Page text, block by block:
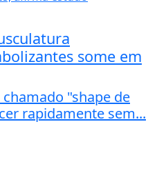
some em
"shape de
rapidamente sem...